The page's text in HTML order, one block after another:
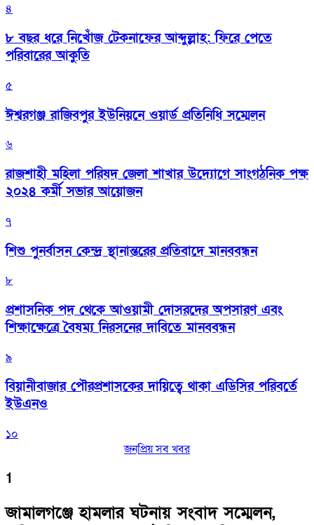
৪
৮ বছর ধরে নিখোঁজ টেকনাফের আব্দুল্লাহ: ফিরে পেতে
পরিবারের আকুতি
৫
ঈশ্বরগঞ্জ রাজিবপুর ইউনিয়নে ওয়ার্ড প্রতিনিধি সম্মেলন
৬
রাজশাহী মহিলা পরিষদ জেলা শাখার উদ্যোগে সাংগঠনিক পক্ষ
২০২৪ কর্মী সভার আয়োজন
৭
শিশু পুনর্বাসন কেন্দ্র স্থানান্তরের প্রতিবাদে মানববন্ধন
৮
প্রশাসনিক পদ থেকে আওয়ামী দোসরদের অপসারণ এবং
শিক্ষাক্ষেত্রে বৈষম্য নিরসনের দাবিতে মানববন্ধন
৯
বিয়ানীবাজার পৌরপ্রশাসকের দায়িত্বে থাকা এডিসির পরিবর্তে
ইউএনও
১০
জনপ্রিয় সব খবর
1
জামালগঞ্জে হামলার ঘটনায় সংবাদ সম্মেলন,